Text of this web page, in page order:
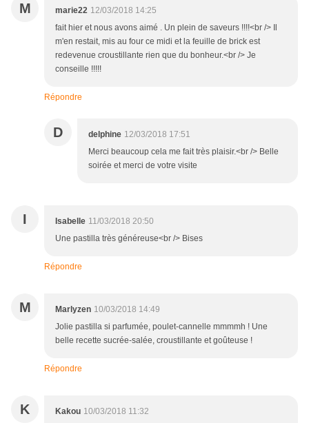
M marie22 12/03/2018 14:25
fait hier et nous avons aimé . Un plein de saveurs !!!!<br /> Il
m'en restait, mis au four ce midi et la feuille de brick est
redevenue croustillante rien que du bonheur.<br /> Je
conseille !!!!!
Répondre
D delphine 12/03/2018 17:51
Merci beaucoup cela me fait très plaisir.<br /> Belle
soirée et merci de votre visite
I Isabelle 11/03/2018 20:50
Une pastilla très généreuse<br /> Bises
Répondre
M Marlyzen 10/03/2018 14:49
Jolie pastilla si parfumée, poulet-cannelle mmmmh ! Une
belle recette sucrée-salée, croustillante et goûteuse !
Répondre
K Kakou 10/03/2018 11:32